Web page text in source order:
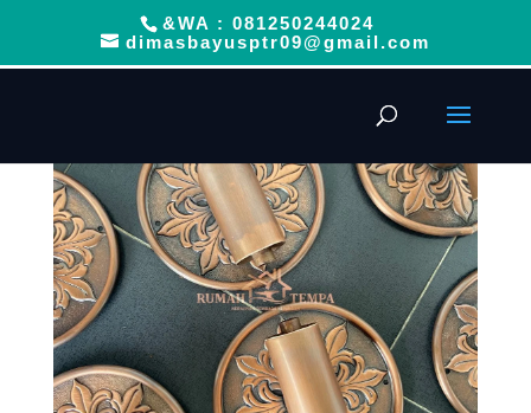
&WA : 081250244024
dimasbayusptr09@gmail.com